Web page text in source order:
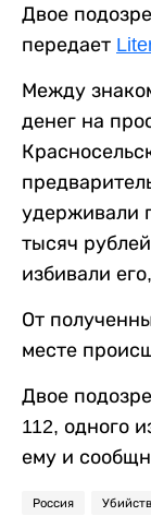
Двое
передает
Между
денег на
удерживали
тысяч
избивали
От
месте
Двое
112, одного
ему и
Россия